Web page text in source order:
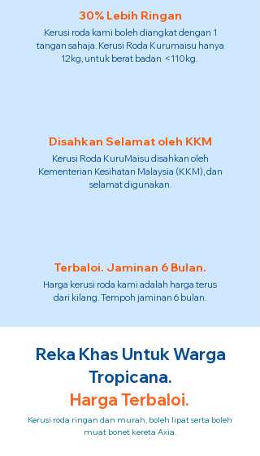
30% Lebih Ringan
Kerusi roda kami boleh diangkat dengan 1
tangan sahaja. Kerusi Roda Kurumaisu hanya
12kg, untuk berat badan <110kg.
Disahkan Selamat oleh KKM
Kerusi Roda KuruMaisu disahkan oleh
Kementerian Kesihatan Malaysia (KKM), dan
selamat digunakan.
Terbaloi. Jaminan 6 Bulan.
Harga kerusi roda kami adalah harga terus
dari kilang. Tempoh jaminan 6 bulan.
Reka Khas Untuk Warga
Tropicana.
Harga Terbaloi.
Kerusi roda ringan dan murah, boleh lipat serta boleh
muat bonet kereta Axia.